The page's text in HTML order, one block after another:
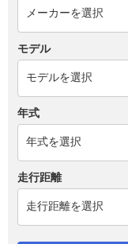
モデル
年式
走行距離